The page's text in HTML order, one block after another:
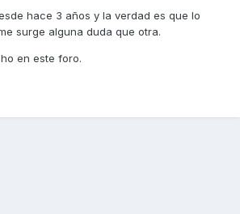
hace 3 años y la verdad es que lo
surge alguna duda que otra.
en este foro.